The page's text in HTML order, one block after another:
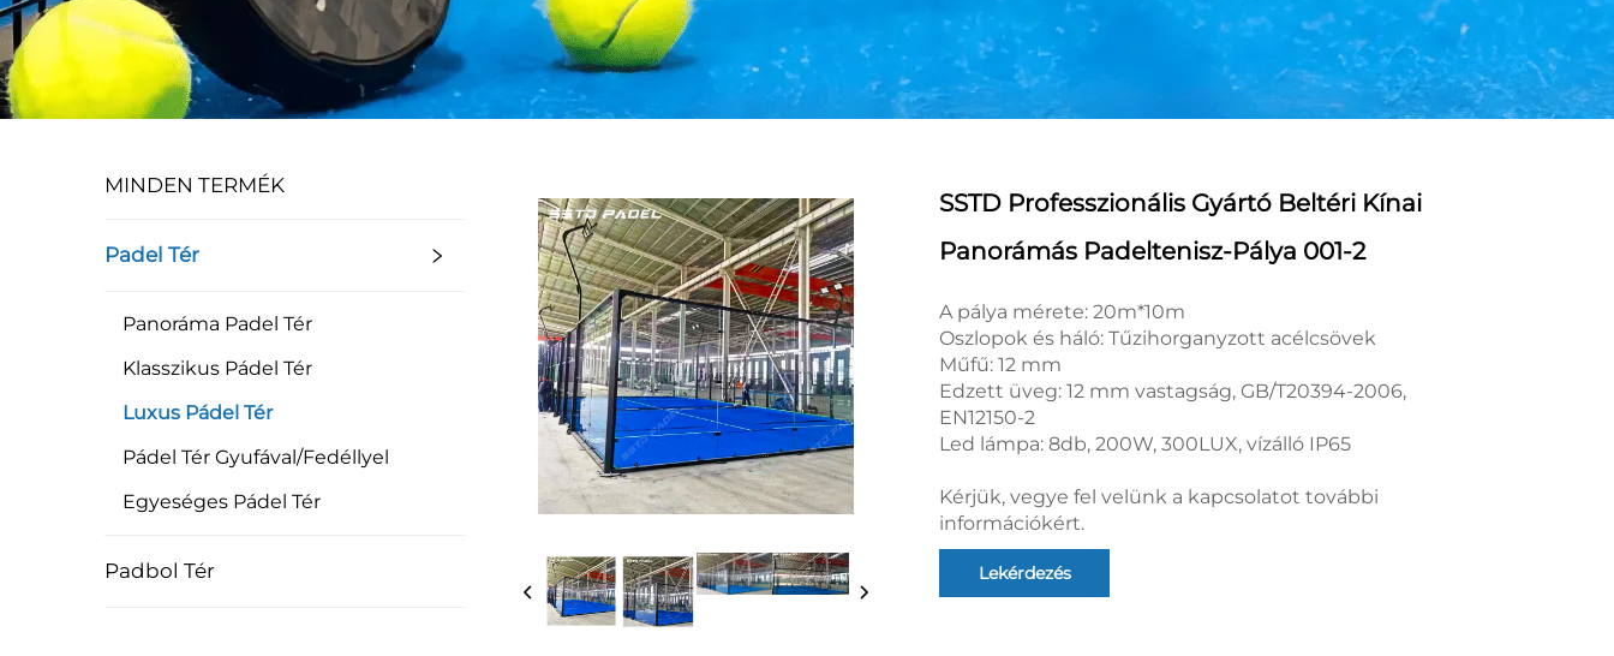
MINDEN TERMÉK
Padel Tér
Panoráma Padel Tér
Klasszikus Pádel Tér
Luxus Pádel Tér
Pádel Tér Gyufával/Fedéllyel
Egyeséges Pádel Tér
Padbol Tér
SSTD Professzionális Gyártó Beltéri Kínai
Panorámás Padeltenisz-Pálya 001-2
A pálya mérete: 20m*10m
Oszlopok és háló: Tűzihorganyzott acélcsövek
Műfű: 12 mm
Edzett üveg: 12 mm vastagság, GB/T20394-2006,
EN12150-2
Led lámpa: 8db, 200W, 300LUX, vízálló IP65
Kérjük, vegye fel velünk a kapcsolatot további
információkért.
Lekérdezés